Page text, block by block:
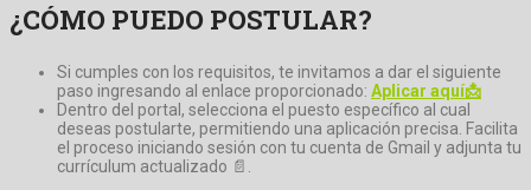
¿CÓMO PUEDO POSTULAR?
Si cumples con los requisitos, te invitamos a dar el siguiente
paso ingresando al enlace proporcionado: Aplicar aquí📩
Dentro del portal, selecciona el puesto específico al cual
deseas postularte, permitiendo una aplicación precisa. Facilita
el proceso iniciando sesión con tu cuenta de Gmail y adjunta tu
currículum actualizado 📄.